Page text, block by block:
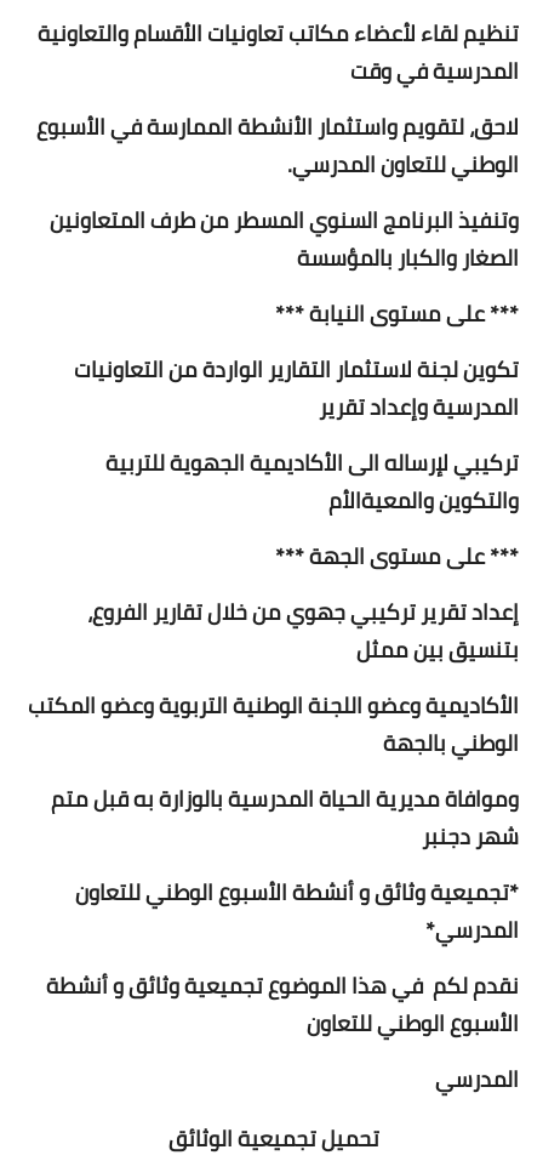
تنظيم لقاء لأعضاء مكاتب تعاونيات الأقسام والتعاونية
المدرسية في وقت
لاحق، لتقويم واستثمار الأنشطة الممارسة في الأسبوع
الوطني للتعاون المدرسي.
وتنفيذ البرنامج السنوي المسطر من طرف المتعاونين
الصغار والكبار بالمؤسسة
*** على مستوى النيابة ***
تكوين لجنة لاستثمار التقارير الواردة من التعاونيات
المدرسية وإعداد تقرير
تركيبي لإرساله الى الأكاديمية الجهوية للتربية
والتكوين والمعيةالأم
*** على مستوى الجهة ***
إعداد تقرير تركيبي جهوي من خلال تقارير الفروع،
بتنسيق بين ممثل
الأكاديمية وعضو اللجنة الوطنية التربوية وعضو المكتب
الوطني بالجهة
وموافاة مديرية الحياة المدرسية بالوزارة به قبل متم
شهر دجنبر
*تجميعية وثائق و أنشطة الأسبوع الوطني للتعاون
المدرسي*
نقدم لكم في هذا الموضوع تجميعية وثائق و أنشطة
الأسبوع الوطني للتعاون
المدرسي
تحميل تجميعية الوثائق